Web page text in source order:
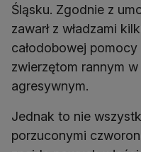
Śląsku. Zgodnie z
zawarł z władzami
całodobowej
zwierzętom rannym
agresywnym.
Jednak to nie
porzuconymi